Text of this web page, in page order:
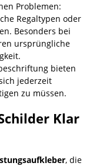
Problemen:
Regaltypen oder
Besonders bei
ursprüngliche
bieten
jederzeit
zu müssen.
Klar
, die